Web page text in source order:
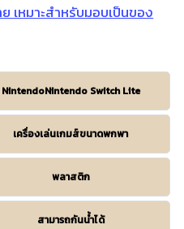
เหมาะสำหรับมอบเป็นของ
NintendoNintendo Switch Lite
เครื่องเล่นเกมส์ขนาดพกพา
พลาสติก
สามารถกันน้ำได้